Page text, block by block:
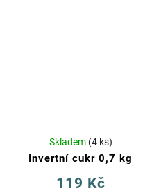
Invertní cukr 0,7 kg
Skladem (4 ks)
119 Kč